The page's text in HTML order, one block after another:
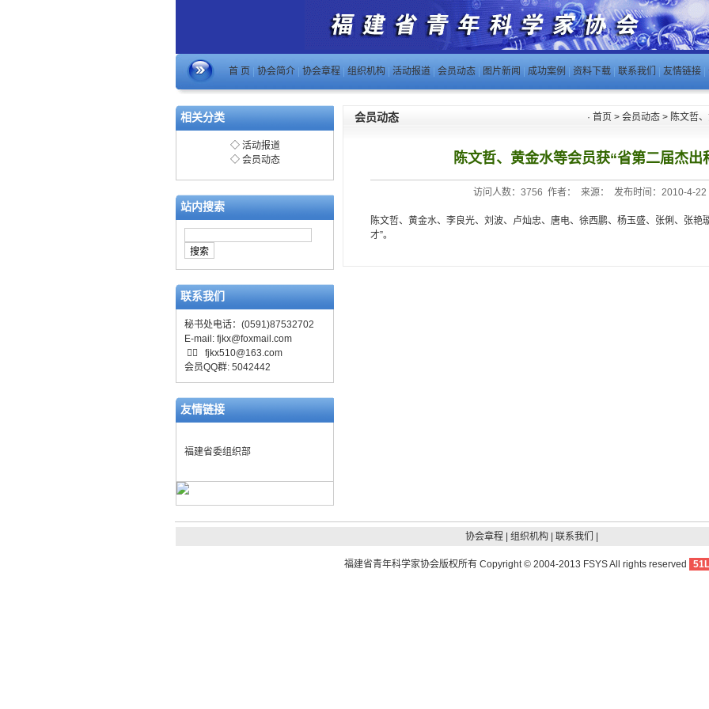
首 页 协会简介 协会章程 组织机构 活动报道 会员动态 图片新闻 成功案例 资料下载 联系我们 友情链接
相关分类
◇ 活动报道
◇ 会员动态
站内搜索
联系我们
秘书处电话：(0591)87532702
E-mail: fjkx@foxmail.com
 fjkx510@163.com
会员QQ群: 5042442
友情链接
福建省委组织部
会员动态 · 首页 > 会员动态 > 陈文哲
陈文哲、黄金水等会员获“省第二届杰出
访问人数：3756 作者： 来源： 发布时间：2010-4-22
陈文哲、黄金水、李良光、刘波、卢灿忠、唐电、徐西鹏、杨玉盛、张俐、张艳
才”。
协会章程 组织机构 联系我们
福建省青年科学家协会版权所有 Copyright © 2004-2013 FSYS All rights reserved